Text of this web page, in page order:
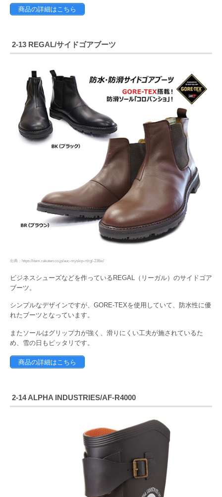
商品の詳細はこちら
2-13 REGAL/サイドゴアブーツ
出典：https://item.rakuten.co.jp/auc-myskip-rt/rgl-236w/
ビジネスシューズなどを作っているREGAL（リーガル）のサイドゴア
ブーツ。
シンプルなデザインですが、GORE-TEXを使用していて、防水性に優
れたブーツとなっています。
またソールはグリップ力が強く、滑りにくい工夫が施されているた
め、雪の日もピッタリです。
商品の詳細はこちら
2-14 ALPHA INDUSTRIES/AF-R4000